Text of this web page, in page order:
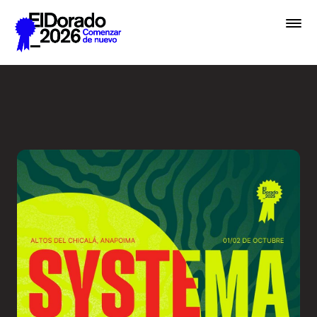
Saltar al contenido principal
Academias
Archivo
Inscribir